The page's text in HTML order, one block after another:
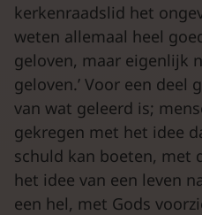
kerkenraadslid het
weten allemaal heel
geloven, maar eigenlijk
geloven.’ Voor een deel
van wat geleerd is;
gekregen met het idee
schuld kan boeten, met
het idee van een leven
een hel, met Gods